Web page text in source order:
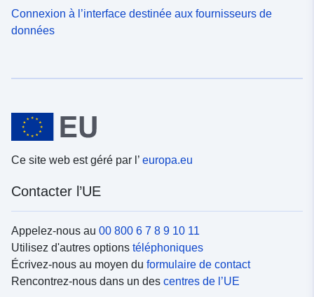
Connexion à l’interface destinée aux fournisseurs de
données
Ce site web est géré par l’ europa.eu
Contacter l’UE
Appelez-nous au 00 800 6 7 8 9 10 11
Utilisez d'autres options téléphoniques
Écrivez-nous au moyen du formulaire de contact
Rencontrez-nous dans un des centres de l’UE